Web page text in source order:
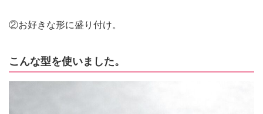
②お好きな形に盛り付け。
こんな型を使いました。